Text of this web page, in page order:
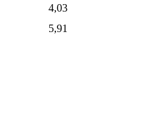
4,03
5,91